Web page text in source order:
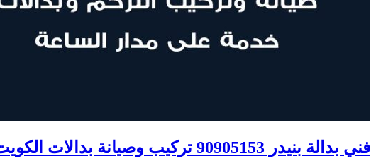
فني بدالة بنيدر 90905153 تركيب وصيانة بدالات الكويت